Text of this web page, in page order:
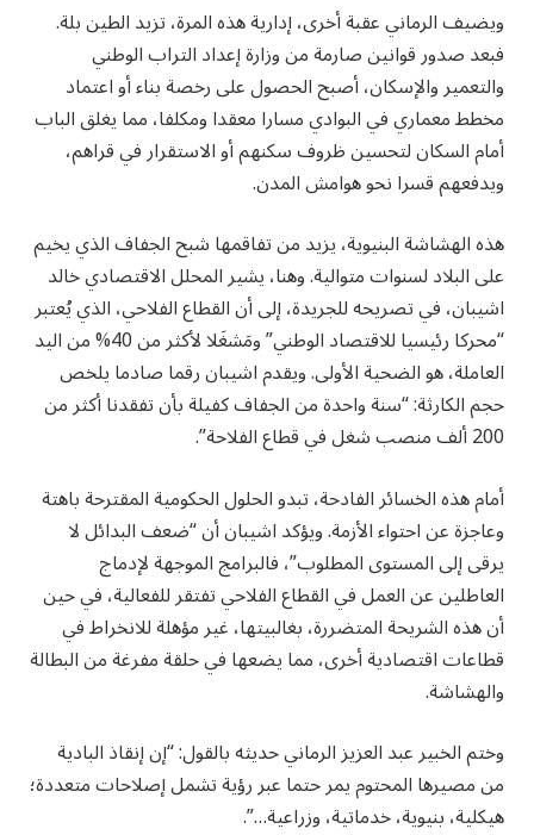
ويضيف الرماني عقبة أخرى، إدارية هذه المرة، تزيد الطين بلة.
فبعد صدور قوانين صارمة من وزارة إعداد التراب الوطني
والتعمير والإسكان، أصبح الحصول على رخصة بناء أو اعتماد
مخطط معماري في البوادي مسارا معقدا ومكلفا، مما يغلق الباب
أمام السكان لتحسين ظروف سكنهم أو الاستقرار في قراهم،
ويدفعهم قسرا نحو هوامش المدن.
هذه الهشاشة البنيوية، يزيد من تفاقمها شبح الجفاف الذي يخيم
على البلاد لسنوات متوالية. وهنا، يشير المحلل الاقتصادي خالد
اشيبان، في تصريحه للجريدة، إلى أن القطاع الفلاحي، الذي يُعتبر
“محركا رئيسيا للاقتصاد الوطني” ومَشغَلا لأكثر من 40% من اليد
العاملة، هو الضحية الأولى. ويقدم اشيبان رقما صادما يلخص
حجم الكارثة: “سنة واحدة من الجفاف كفيلة بأن تفقدنا أكثر من
200 ألف منصب شغل في قطاع الفلاحة”.
أمام هذه الخسائر الفادحة، تبدو الحلول الحكومية المقترحة باهتة
وعاجزة عن احتواء الأزمة. ويؤكد اشيبان أن “ضعف البدائل لا
يرقى إلى المستوى المطلوب”، فالبرامج الموجهة لإدماج
العاطلين عن العمل في القطاع الفلاحي تفتقر للفعالية، في حين
أن هذه الشريحة المتضررة، بغالبيتها، غير مؤهلة للانخراط في
قطاعات اقتصادية أخرى، مما يضعها في حلقة مفرغة من البطالة
والهشاشة.
وختم الخبير عبد العزيز الرماني حديثه بالقول: “إن إنقاذ البادية
من مصيرها المحتوم يمر حتما عبر رؤية تشمل إصلاحات متعددة؛
هيكلية، بنيوية، خدماتية، وزراعية…”.